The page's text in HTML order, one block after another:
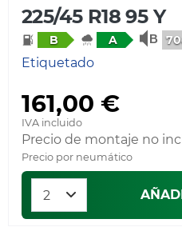
225/45 R18 95 Y
B A
Etiquetado
161,00 €
IVA incluido
Precio de montaje no
Precio por neumático